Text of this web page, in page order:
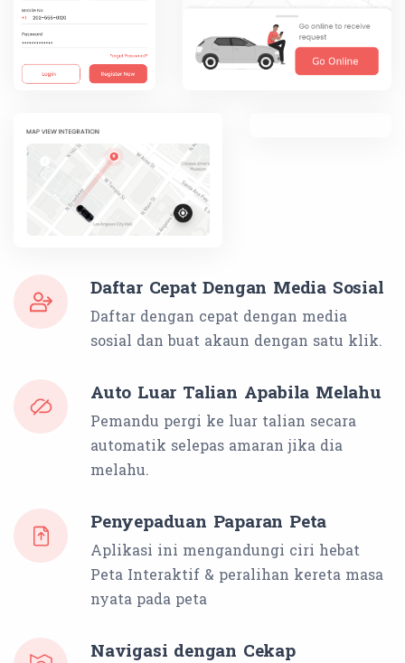
Daftar Cepat Dengan Media Sosial
Daftar dengan cepat dengan media
sosial dan buat akaun dengan satu klik.
Auto Luar Talian Apabila Melahu
Pemandu pergi ke luar talian secara
automatik selepas amaran jika dia
melahu.
Penyepaduan Paparan Peta
Aplikasi ini mengandungi ciri hebat
Peta Interaktif & peralihan kereta masa
nyata pada peta
Navigasi dengan Cekap